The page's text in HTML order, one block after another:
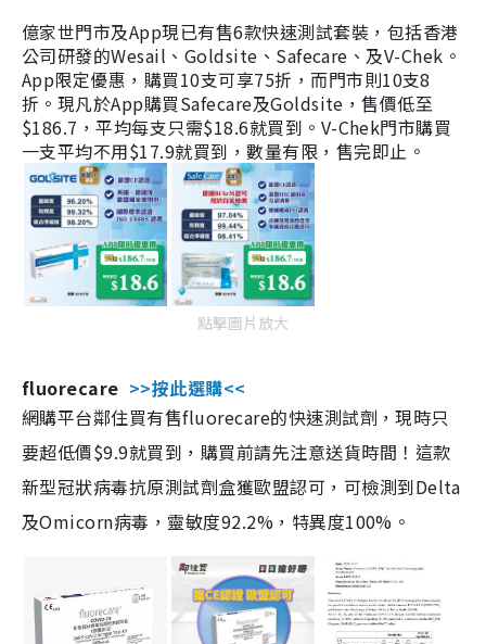
億家世門市及App現已有售6款快速測試套裝，包括香港
公司研發的Wesail、Goldsite、Safecare、及V-Chek。
App限定優惠，購買10支可享75折，而門市則10支8
折。現凡於App購買Safecare及Goldsite，售價低至
$186.7，平均每支只需$18.6就買到。V-Chek門市購買
一支平均不用$17.9就買到，數量有限，售完即止。
點擊圖片放大
fluorecare >>按此選購<<
網購平台鄰住買有售fluorecare的快速測試劑，現時只
要超低價$9.9就買到，購買前請先注意送貨時間！這款
新型冠狀病毒抗原測試劑盒獲歐盟認可，可檢測到Delta
及Omicorn病毒，靈敏度92.2%，特異度100%。